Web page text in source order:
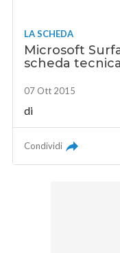
LA SCHEDA
Microsoft
scheda tecnica
07 Ott 2015
di
Condividi